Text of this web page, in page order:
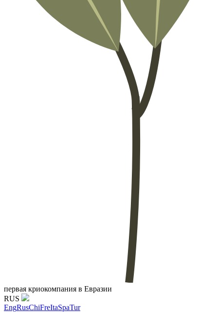
первая криокомпания в Евразии
RUS
EngRusChiFreItaSpaTur